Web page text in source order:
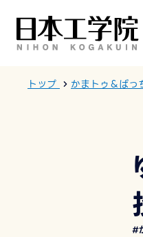
トップ かまトゥ＆ぱっ
#